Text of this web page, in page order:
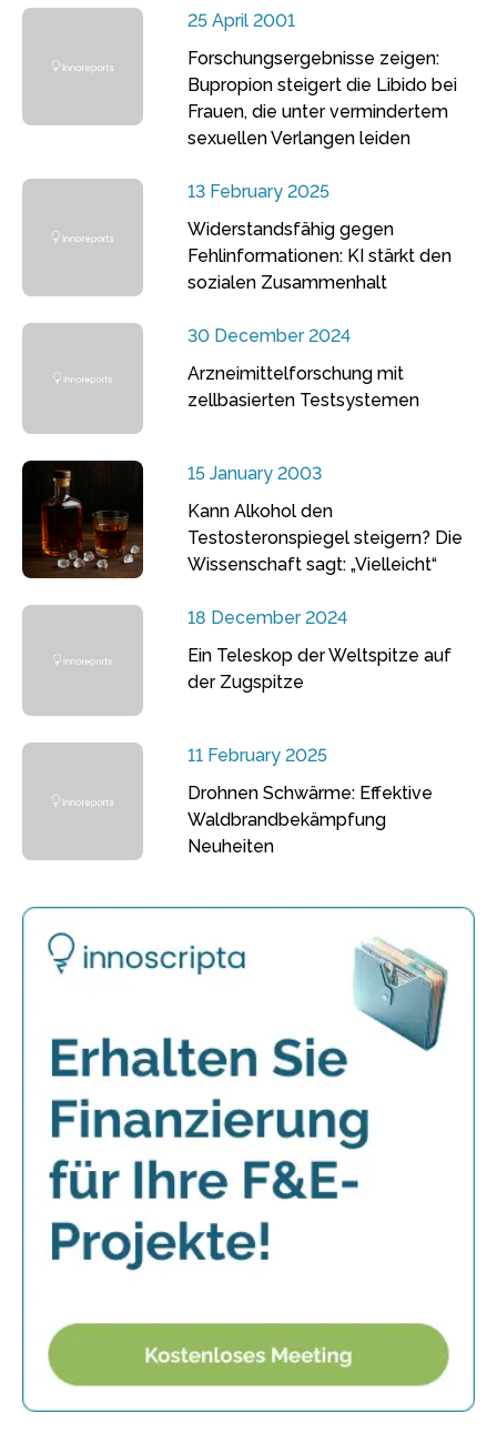
25 April 2001
Forschungsergebnisse zeigen:
Bupropion steigert die Libido bei
Frauen, die unter vermindertem
sexuellen Verlangen leiden
13 February 2025
Widerstandsfähig gegen
Fehlinformationen: KI stärkt den
sozialen Zusammenhalt
30 December 2024
Arzneimittelforschung mit
zellbasierten Testsystemen
15 January 2003
Kann Alkohol den
Testosteronspiegel steigern? Die
Wissenschaft sagt: „Vielleicht“
18 December 2024
Ein Teleskop der Weltspitze auf
der Zugspitze
11 February 2025
Drohnen Schwärme: Effektive
Waldbrandbekämpfung
Neuheiten